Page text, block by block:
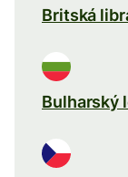
Britská
Bulharský